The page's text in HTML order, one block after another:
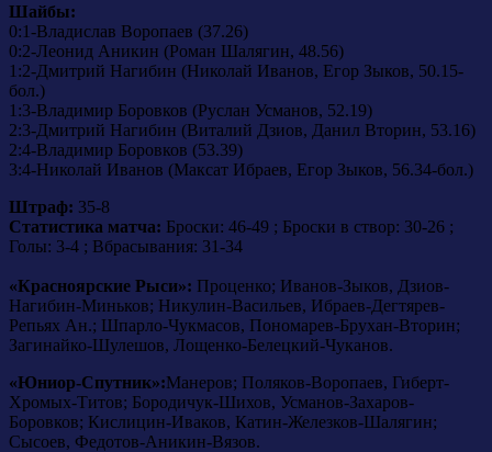
Шайбы:
0:1-Владислав Воропаев (37.26)
0:2-Леонид Аникин (Роман Шалягин, 48.56)
1:2-Дмитрий Нагибин (Николай Иванов, Егор Зыков, 50.15-
бол.)
1:3-Владимир Боровков (Руслан Усманов, 52.19)
2:3-Дмитрий Нагибин (Виталий Дзиов, Данил Вторин, 53.16)
2:4-Владимир Боровков (53.39)
3:4-Николай Иванов (Максат Ибраев, Егор Зыков, 56.34-бол.)
Штраф: 35-8
Статистика матча: Броски: 46-49 ; Броски в створ: 30-26 ;
Голы: 3-4 ; Вбрасывания: 31-34
«Красноярские Рыси»: Проценко; Иванов-Зыков, Дзиов-
Нагибин-Миньков; Никулин-Васильев, Ибраев-Дегтярев-
Репьях Ан.; Шпарло-Чукмасов, Пономарев-Брухан-Вторин;
Загинайко-Шулешов, Лощенко-Белецкий-Чуканов.
«Юниор-Спутник»:Манеров; Поляков-Воропаев, Гиберт-
Хромых-Титов; Бородичук-Шихов, Усманов-Захаров-
Боровков; Кислицин-Иваков, Катин-Железков-Шалягин;
Сысоев, Федотов-Аникин-Вязов.